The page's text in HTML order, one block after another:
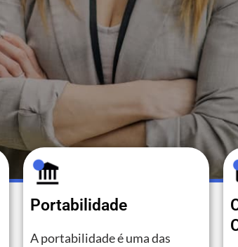
Portabilidade
A portabilidade é uma das